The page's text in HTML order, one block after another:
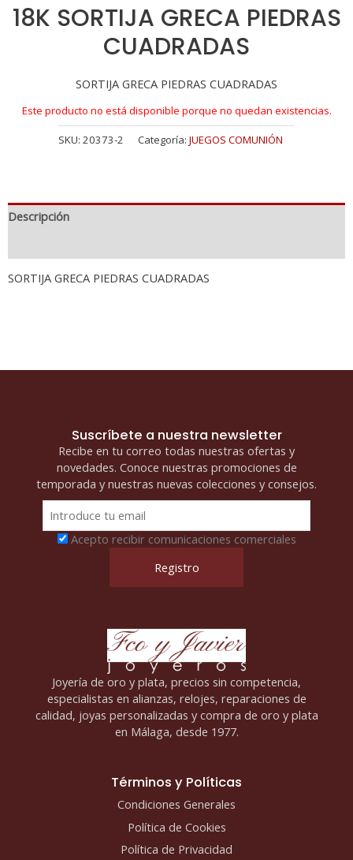
18K SORTIJA GRECA PIEDRAS
CUADRADAS
SORTIJA GRECA PIEDRAS CUADRADAS
Este producto no está disponible porque no quedan existencias.
SKU: 20373-2 Categoría: JUEGOS COMUNIÓN
Descripción
SORTIJA GRECA PIEDRAS CUADRADAS
Suscríbete a nuestra newsletter
Recibe en tu correo todas nuestras ofertas y
novedades. Conoce nuestras promociones de
temporada y nuestras nuevas colecciones y consejos.
Acepto recibir comunicaciones comerciales
Joyería de oro y plata, precios sin competencia,
especialistas en alianzas, relojes, reparaciones de
calidad, joyas personalizadas y compra de oro y plata
en Málaga, desde 1977.
Términos y Políticas
Condiciones Generales
Política de Cookies
Política de Privacidad